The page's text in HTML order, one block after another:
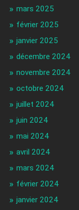
mars 2025
février 2025
janvier 2025
décembre 2024
novembre 2024
octobre 2024
juillet 2024
juin 2024
mai 2024
avril 2024
mars 2024
février 2024
janvier 2024